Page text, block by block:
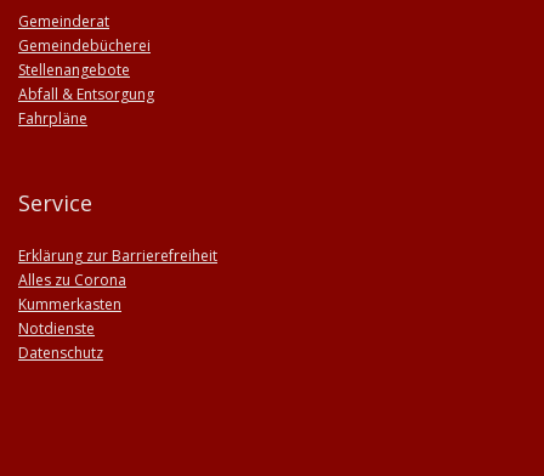
Gemeinderat
Gemeindebücherei
Stellenangebote
Abfall & Entsorgung
Fahrpläne
Service
Erklärung zur Barrierefreiheit
Alles zu Corona
Kummerkasten
Notdienste
Datenschutz